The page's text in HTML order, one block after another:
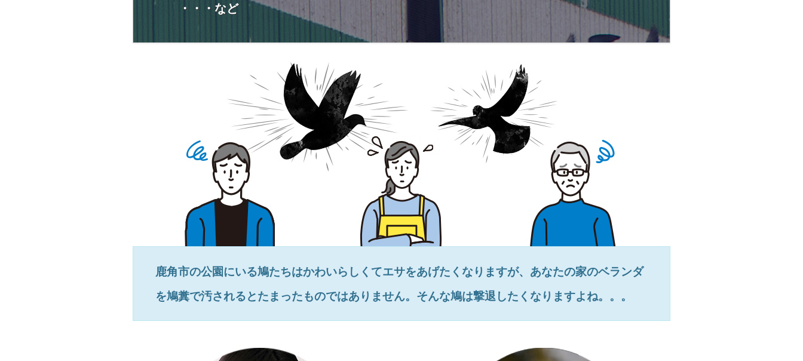
・・・など
鹿角市の公園にいる鳩たちはかわいらしくてエサをあげたくなりますが、あなたの家のベランダ
を鳩糞で汚されるとたまったものではありません。そんな鳩は撃退したくなりますよね。。。